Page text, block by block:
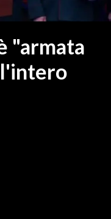
"armata